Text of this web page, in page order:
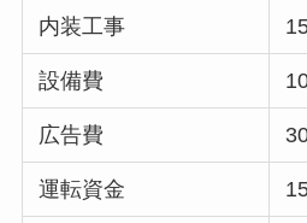
内装工事
設備費
広告費
運転資金